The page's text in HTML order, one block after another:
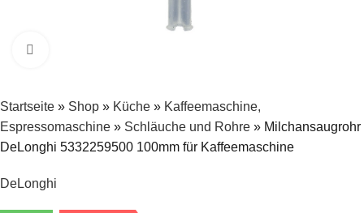
Startseite » Shop » Küche » Kaffeemaschine,
Espressomaschine » Schläuche und Rohre » Milchansaugrohr
DeLonghi 5332259500 100mm für Kaffeemaschine
DeLonghi